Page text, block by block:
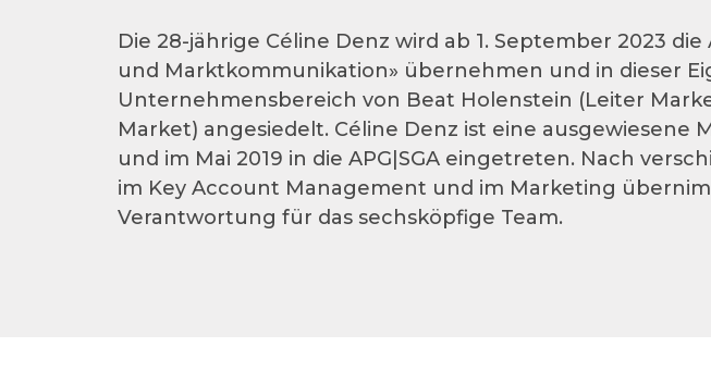
Die 28-jährige Céline Denz wird ab 1. September 2023
und Marktkommunikation» übernehmen und in dieser
Unternehmensbereich von Beat Holenstein (Leiter
Market) angesiedelt. Céline Denz ist eine ausgewiesene
und im Mai 2019 in die APG|SGA eingetreten. Nach
im Key Account Management und im Marketing
Verantwortung für das sechsköpfige Team.